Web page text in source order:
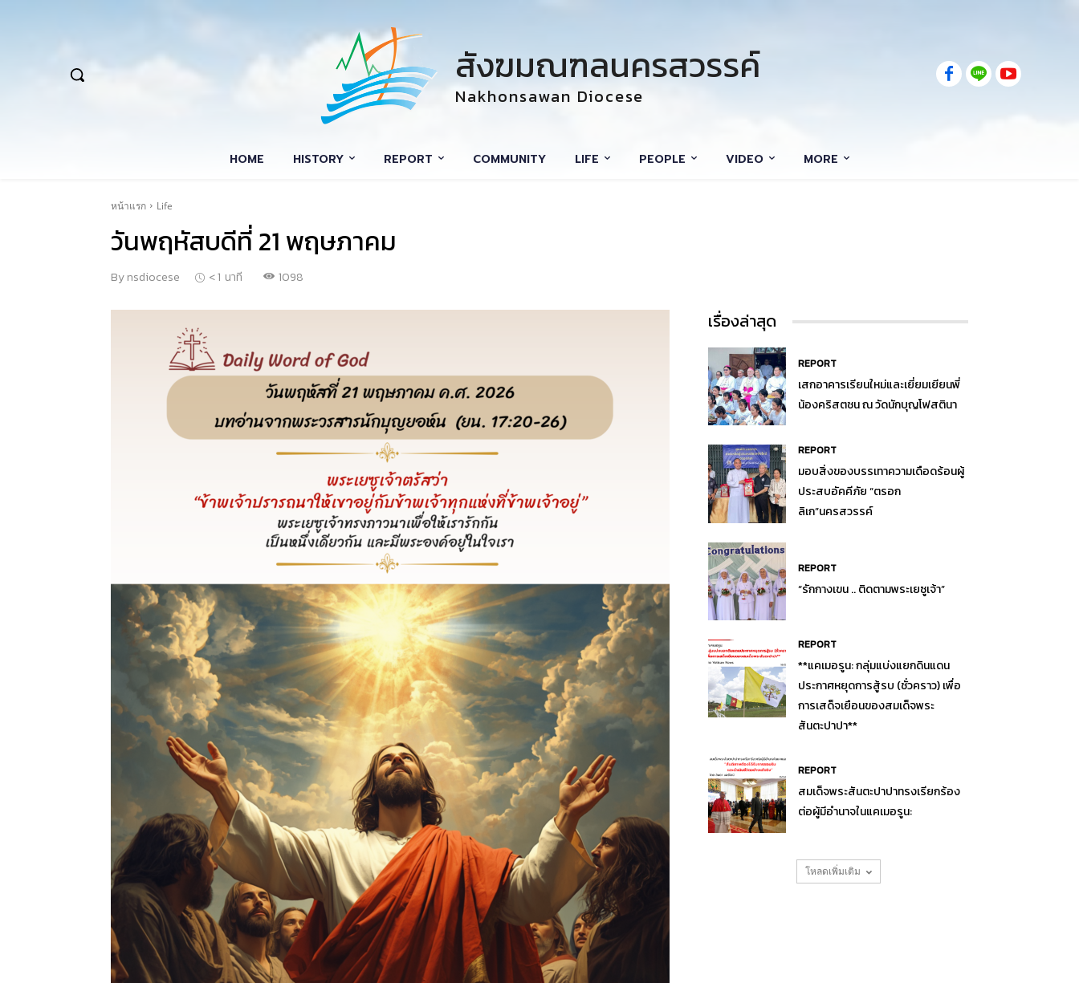
สังฆมณฑลนครสวรรค์
Nakhonsawan Diocese
HOME HISTORY REPORT COMMUNITY LIFE PEOPLE VIDEO MORE
หน้าแรก Life
วันพฤหัสบดีที่ 21 พฤษภาคม
Bynsdiocese < 1 นาที 1098
เรื่องล่าสุด
REPORT
เสกอาคารเรียนใหม่และเยี่ยมเยียนพี่
น้องคริสตชน ณ วัดนักบุญโฟสตินา
REPORT
มอบสิ่งของบรรเทาความเดือดร้อนผู้
ประสบอัคคีภัย “ตรอก
ลิเก”นครสวรรค์
REPORT
“รักกางเขน .. ติดตามพระเยซูเจ้า”
REPORT
**แคเมอรูน: กลุ่มแบ่งแยกดินแดน
ประกาศหยุดการสู้รบ (ชั่วคราว) เพื่อ
การเสด็จเยือนของสมเด็จพระ
สันตะปาปา**
REPORT
สมเด็จพระสันตะปาปาทรงเรียกร้อง
ต่อผู้มีอำนาจในแคเมอรูน:
โหลดเพิ่มเติม